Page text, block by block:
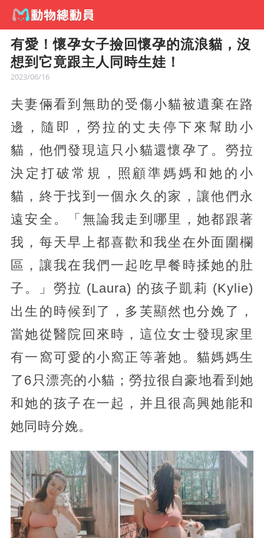
有愛！懷孕女子撿回懷孕的流浪貓，沒
想到它竟跟主人同時生娃！
2023/06/16
夫妻倆看到無助的受傷小貓被遺棄在路
邊，隨即，勞拉的丈夫停下來幫助小
貓，他們發現這只小貓還懷孕了。 勞拉
決定打破常規，照顧準媽媽和她的小
貓，終于找到一個永久的家，讓他們永
遠安全。
「無論我走到哪里，她都跟著
我，每天早上都喜歡和我坐在外面圍欄
區，讓我在我們一起吃早餐時揉她的肚
子。」 勞拉 (Laura) 的孩子凱莉 (Kylie)
出生的時候到了，多芙顯然也分娩了，
當她從醫院回來時，這位女士發現家里
有一窩可愛的小窩正等著她。貓媽媽生
了6只漂亮的小貓；勞拉很自豪地看到她
和她的孩子在一起，并且很高興她能和
她同時分娩。